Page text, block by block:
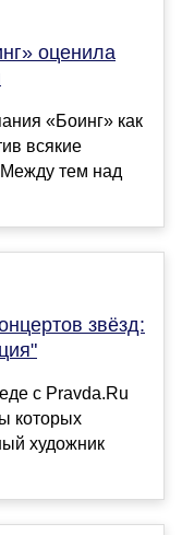
оценила
«Боинг» как
всякие
тем над
звёзд:
с Pravda.Ru
которых
художник